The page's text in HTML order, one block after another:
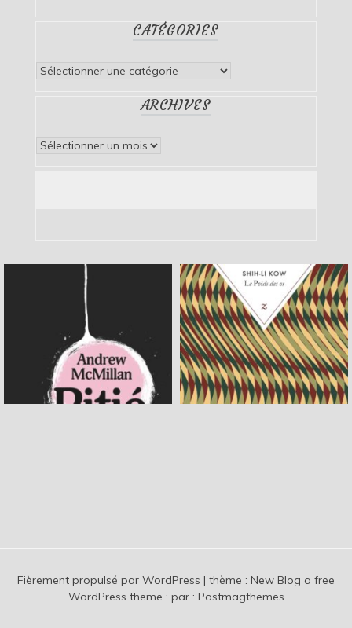
CATÉGORIES
Catégories
ARCHIVES
Archives
Fièrement propulsé par WordPress | thème : New Blog a free
WordPress theme : par : Postmagthemes